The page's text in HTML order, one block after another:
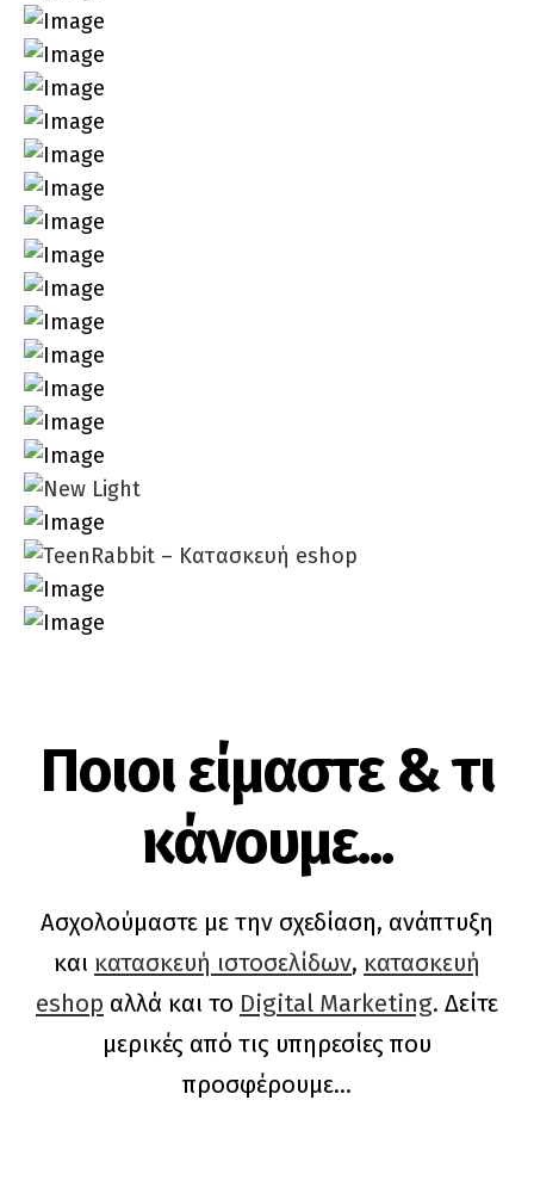
Ποιοι είμαστε & τι
κάνουμε...
Ασχολούμαστε με την σχεδίαση, ανάπτυξη
και κατασκευή ιστοσελίδων, κατασκευή
eshop αλλά και το Digital Marketing. Δείτε
μερικές από τις υπηρεσίες που
προσφέρουμε…